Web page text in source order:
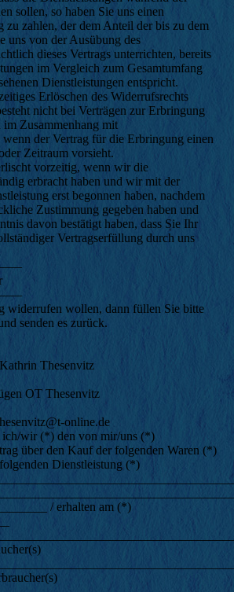
sollen, so haben Sie uns einen
zu zahlen, der dem Anteil der bis zu dem
uns von der Ausübung des
dieses Vertrags unterrichten, bereits
im Vergleich zum Gesamtumfang
Dienstleistungen entspricht.
Erlöschen des Widerrufsrechts
nicht bei Verträgen zur Erbringung
Zusammenhang mit
der Vertrag für die Erbringung einen
Zeitraum vorsieht.
vorzeitig, wenn wir die
erbracht haben und wir mit der
erst begonnen haben, nachdem
Zustimmung gegeben haben und
davon bestätigt haben, dass Sie Ihr
Vertragserfüllung durch uns
widerrufen wollen, dann füllen Sie bitte
senden es zurück.
Thesenvitz
OT Thesenvitz
online.de
wir (*) den von mir/uns (*)
über den Kauf der folgenden Waren (*)
Dienstleistung (*)
/ erhalten am (*)